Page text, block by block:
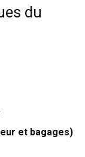
du
et bagages)